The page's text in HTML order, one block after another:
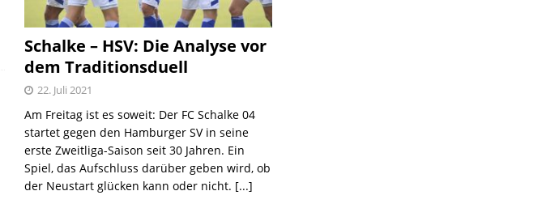
Schalke – HSV: Die Analyse vor
dem Traditionsduell
22. Juli 2021
Am Freitag ist es soweit: Der FC Schalke 04
startet gegen den Hamburger SV in seine
erste Zweitliga-Saison seit 30 Jahren. Ein
Spiel, das Aufschluss darüber geben wird, ob
der Neustart glücken kann oder nicht. [...]